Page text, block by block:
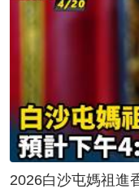
2026白沙屯媽祖進香｜白